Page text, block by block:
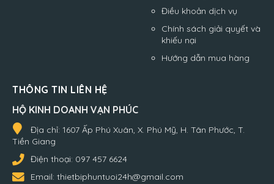
Điều khoản dịch vụ
Chính sách giải quyết và
khiếu nại
Hướng dẫn mua hàng
THÔNG TIN LIÊN HỆ
HỘ KINH DOANH VẠN PHÚC
Địa chỉ: 1607 Ấp Phú Xuân, X. Phú Mỹ, H. Tân Phước, T.
Tiền Giang
Điện thoại: 097 457 6624
Email: thietbiphuntuoi24h@gmail.com